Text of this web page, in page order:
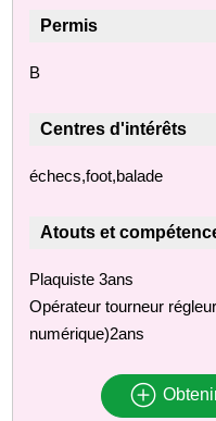
Permis
B
Centres d'intérêts
échecs,foot,balade
Atouts et
Plaquiste 3ans
Opérateur tourneur
numérique)2ans